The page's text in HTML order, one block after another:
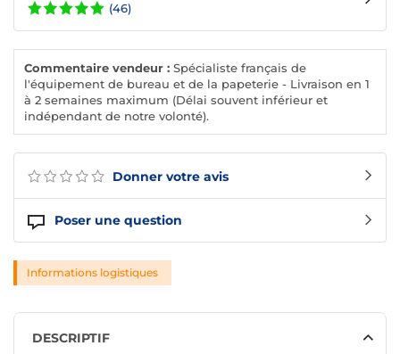
Donner votre avis
Poser une question
(46)
Commentaire vendeur : Spécialiste français de
l'équipement de bureau et de la papeterie - Livraison en 1
à 2 semaines maximum (Délai souvent inférieur et
indépendant de notre volonté).
Informations logistiques
DESCRIPTIF